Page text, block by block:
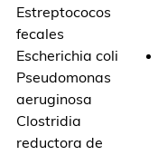
Estreptococos
fecales
Escherichia coli
Pseudomonas
aeruginosa
Clostridia
reductora de